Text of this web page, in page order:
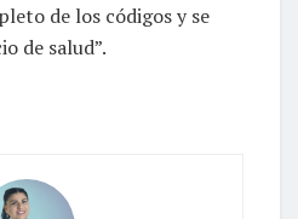
de los códigos y se
de salud”.